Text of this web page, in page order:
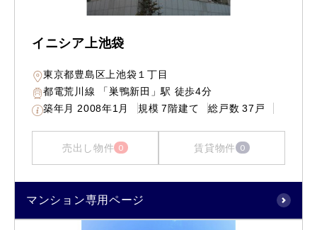
イニシア上池袋
東京都豊島区上池袋１丁目
都電荒川線 「巣鴨新田」駅 徒歩4分
築年月 2008年1月 規模 7階建て 総戸数 37戸
売出し物件 0 賃貸物件 0
マンション専用ページ